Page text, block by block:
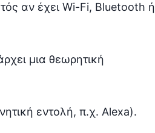
αν έχει Wi-Fi, Bluetooth ή
μια θεωρητική
εντολή, π.χ. Alexa).